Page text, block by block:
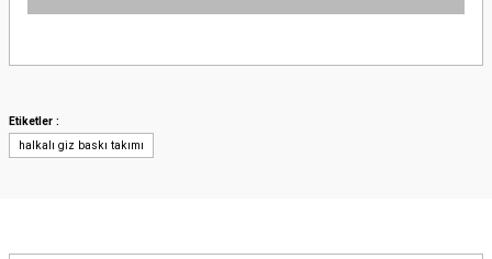
yetersiz gördüğünüz noktaları öneri formunu kullanarak tarafımıza
Ürün resmi kalitesiz, bozuk veya görüntülenemiyor.
Ürün fiyatı diğer sitelerden daha pahalı.
Etiketler :
halkalı giz baskı takımı